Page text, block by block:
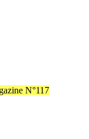
N°117